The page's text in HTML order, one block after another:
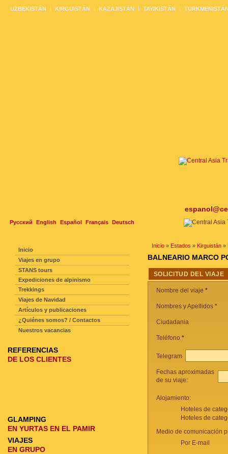
Русский English Español Français Deutsch
UZBEKISTÁN KIRGUISTÁN KAZAJISTÁN TAYIKISTÁN
Inicio » Estados » Kirguistán »
BALNEARIO MARCO
SOLICITUD DEL VIAJE
Nombre del viaje *
Nombres y Apellidos *
Ciudadania
Teléfono *
Telegram
Fechas aproximadas
de su viaje:
Alojamiento:
Hoteles de
Hoteles de
Medio de comunicación
Por E-mail
Inicio
Viajes en grupo
STANS tours
Expediciones de alpinismo
Trekkings
Viajes de Navidad
Artículos y publicaciones
¿Quiénes somos? / Contactos
Nuestros vacancias
REFERENCIAS
DE LOS CLIENTES
GLAMPING
EN YURTAS EN EL PAMIR
VIAJES
EN GRUPO